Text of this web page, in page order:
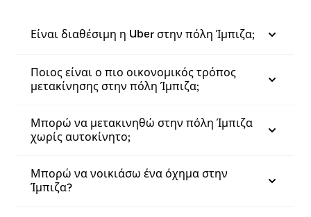
Είναι διαθέσιμη η Uber στην πόλη Ίμπιζα;
Ποιος είναι ο πιο οικονομικός τρόπος
μετακίνησης στην πόλη Ίμπιζα;
Μπορώ να μετακινηθώ στην πόλη Ίμπιζα
χωρίς αυτοκίνητο;
Μπορώ να νοικιάσω ένα όχημα στην
Ίμπιζα?